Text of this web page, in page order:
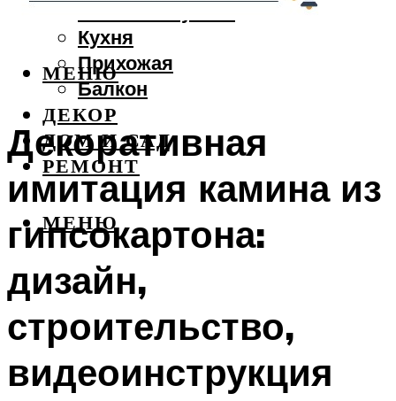
Кухня
Прихожая
Балкон
ДЕКОР
ДОМ И САД
РЕМОНТ
МЕНЮ
МЕНЮ
Декоративная
имитация камина из
гипсокартона:
дизайн,
строительство,
видеоинструкция